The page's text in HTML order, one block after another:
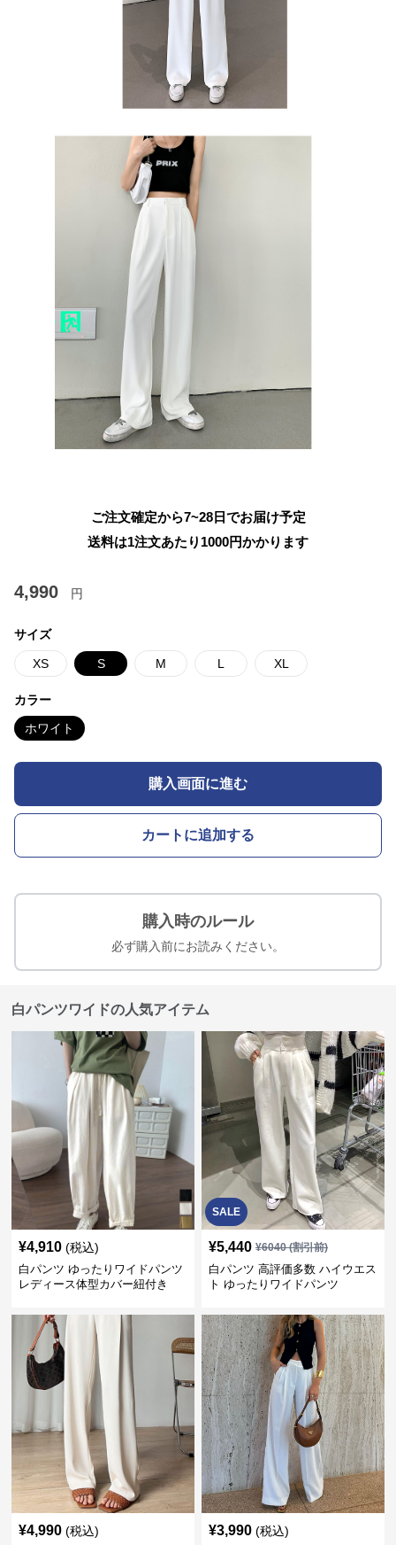
ご注文確定から7~28日でお届け予定
送料は1注文あたり 1000円かかります
4,990 円
サイズ
XS S M L XL
カラー
ホワイト
購入画面に進む
カートに追加する
購入時のルール
必ず購入前にお読みください。
白パンツワイドの人気アイテム
¥4,910 (税込)
白パンツ ゆったりワイドパンツ
レディース体型カバー紐付き
SALE
¥5,440 ¥6040(割引前)
白パンツ 高評価多数 ハイウエス
ト ゆったりワイドパンツ
¥4,990 (税込) ¥3,990 (税込)